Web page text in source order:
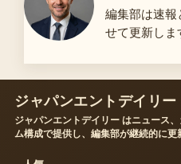
編集部は速報
せて更新しま
ジャパンエントデイリー
ジャパンエントデイリー はニュース
ム構成で提供し、編集部が継続的に更